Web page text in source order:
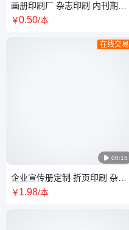
画册印刷厂 杂志印刷 内刊期刊
印刷 宣传物料印刷定制 免费打
￥0.50/本
 00:15
在线交易
企业宣传册定制 折页印刷 杂志
广告设计 书刊说明书手册 大尺
￥1.98/本